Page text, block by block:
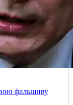
фальшиву